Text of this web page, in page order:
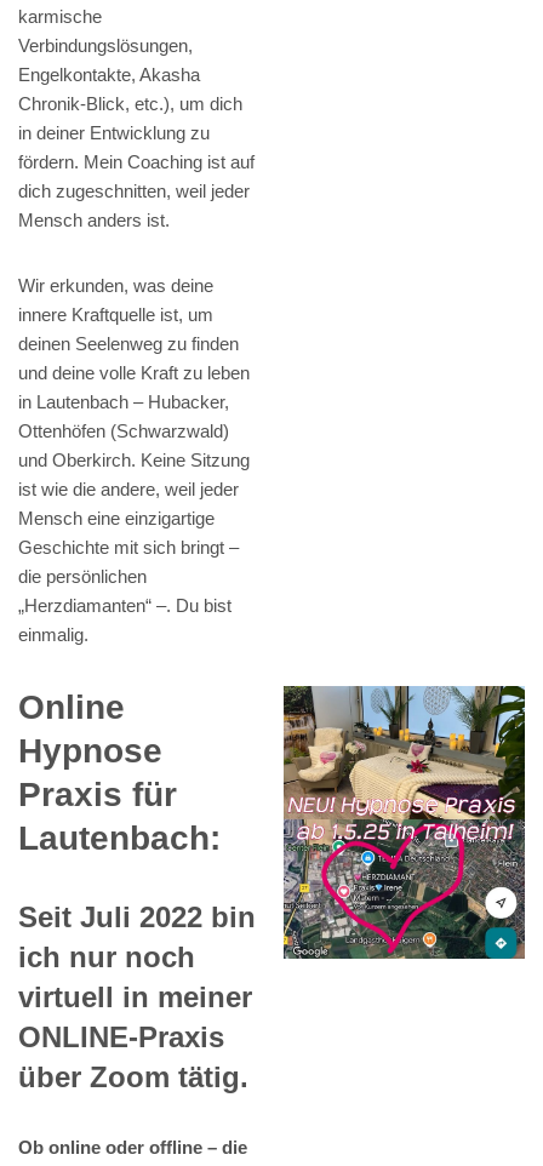
karmische
Verbindungslösungen,
Engelkontakte, Akasha
Chronik-Blick, etc.), um dich
in deiner Entwicklung zu
fördern. Mein Coaching ist auf
dich zugeschnitten, weil jeder
Mensch anders ist.
Wir erkunden, was deine
innere Kraftquelle ist, um
deinen Seelenweg zu finden
und deine volle Kraft zu leben
in Lautenbach – Hubacker,
Ottenhöfen (Schwarzwald)
und Oberkirch. Keine Sitzung
ist wie die andere, weil jeder
Mensch eine einzigartige
Geschichte mit sich bringt –
die persönlichen
„Herzdiamanten“ –. Du bist
einmalig.
Online
Hypnose
Praxis für
Lautenbach:
Seit Juli 2022 bin
ich nur noch
virtuell in meiner
ONLINE-Praxis
über Zoom tätig.
Ob online oder offline – die